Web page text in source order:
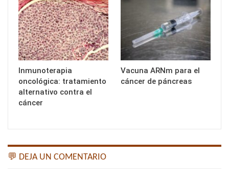
Inmunoterapia
oncológica: tratamiento
alternativo contra el
cáncer
Vacuna ARNm para el
cáncer de páncreas
💬 DEJA UN COMENTARIO